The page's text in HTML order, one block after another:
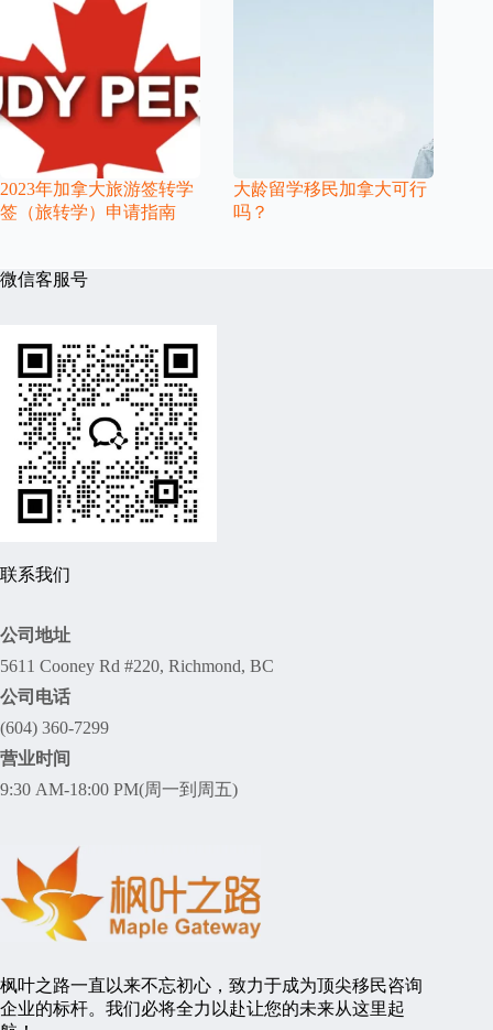
2023年加拿大旅游签转学
签（旅转学）申请指南
大龄留学移民加拿大可行
吗？
微信客服号
联系我们
公司地址
5611 Cooney Rd #220, Richmond, BC
公司电话
(604) 360-7299
营业时间
9:30 AM-18:00 PM(周一到周五)
枫叶之路一直以来不忘初心，致力于成为顶尖移民咨询
企业的标杆。我们必将全力以赴让您的未来从这里起